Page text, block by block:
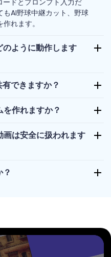
AI野球中継カット、野球
れます。
ように動作します
できますか？
作れますか？
は安全に扱われます